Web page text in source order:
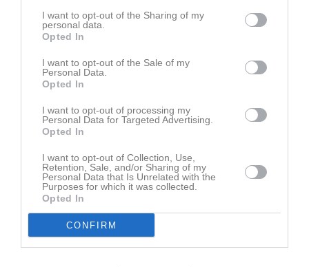
I want to opt-out of the Sharing of my
personal data.
Opted In
I want to opt-out of the Sale of my
Personal Data.
Opted In
I want to opt-out of processing my
Personal Data for Targeted Advertising.
Opted In
I want to opt-out of Collection, Use,
Retention, Sale, and/or Sharing of my
Personal Data that Is Unrelated with the
Purposes for which it was collected.
Opted In
CONFIRM
Skåneserien 1 Knislinge
15 mar
Senior- och ungdom
Knislinge Judo Open
1 okt, 08:00
Startgruppen
Skåneserie 2
På gång Kalender
Fortsättningsgruppen Brännboll och grill